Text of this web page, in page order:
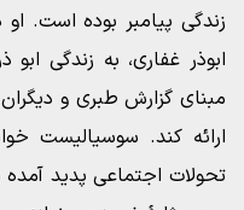
زندگی پیامبر بوده است.
ابوذر غفاری، به زندگی
مبنای گزارش طبری و
ارائه کند. سوسیالیست
تحولات اجتماعی پدید